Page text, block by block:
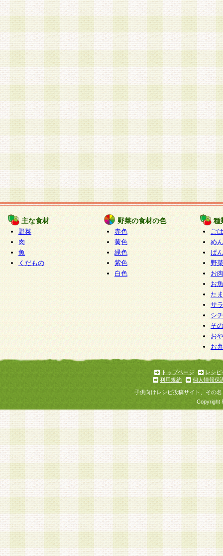
主な食材
野菜
肉
魚
くだもの
野菜の食材の色
赤色
黄色
緑色
紫色
白色
種
ご
めん
ぱん
野
お
お
た
サ
シ
そ
お
お
トップページ
レシピ
利用規約
個人情報保
子供向けレシピ投稿サイト、その
Copyright